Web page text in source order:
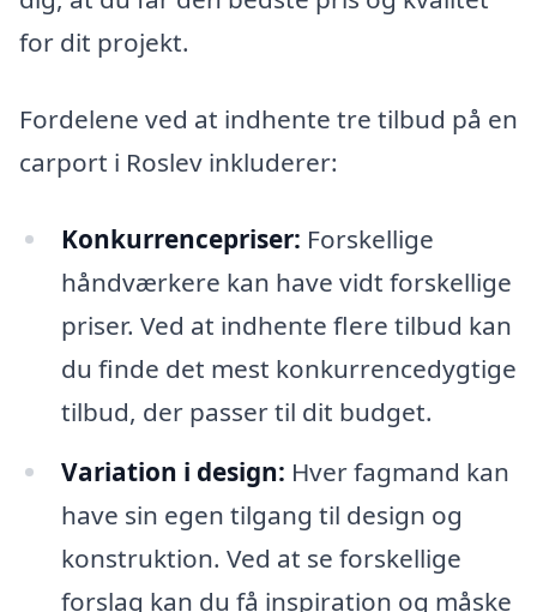
for dit projekt.
Fordelene ved at indhente tre tilbud på en
carport i Roslev inkluderer:
Konkurrencepriser: Forskellige
håndværkere kan have vidt forskellige
priser. Ved at indhente flere tilbud kan
du finde det mest konkurrencedygtige
tilbud, der passer til dit budget.
Variation i design: Hver fagmand kan
have sin egen tilgang til design og
konstruktion. Ved at se forskellige
forslag kan du få inspiration og måske